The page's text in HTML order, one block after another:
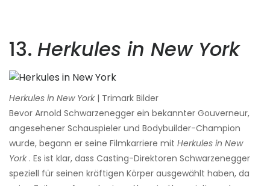
13. Herkules in New York
Herkules in New York| Trimark Bilder
Bevor Arnold Schwarzenegger ein bekannter Gouverneur,
angesehener Schauspieler und Bodybuilder-Champion
wurde, begann er seine Filmkarriere mit Herkules in New
York. Es ist klar, dass Casting-Direktoren Schwarzenegger
speziell für seinen kräftigen Körper ausgewählt haben, da